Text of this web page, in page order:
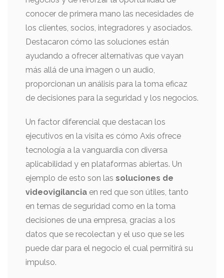
conocer de primera mano las necesidades de
los clientes, socios, integradores y asociados.
Destacaron cómo las soluciones están
ayudando a ofrecer alternativas que vayan
más allá de una imagen o un audio,
proporcionan un análisis para la toma eficaz
de decisiones para la seguridad y los negocios.
Un factor diferencial que destacan los
ejecutivos en la visita es cómo Axis ofrece
tecnología a la vanguardia con diversa
aplicabilidad y en plataformas abiertas. Un
ejemplo de esto son las soluciones de
videovigilancia en red que son útiles, tanto
en temas de seguridad como en la toma
decisiones de una empresa, gracias a los
datos que se recolectan y el uso que se les
puede dar para el negocio el cual permitirá su
impulso.